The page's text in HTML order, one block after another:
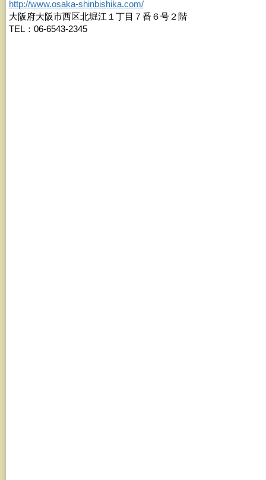
http://www.osaka-shinbishika.com/
大阪府大阪市西区北堀江１丁目７番６号２階
TEL：06-6543-2345